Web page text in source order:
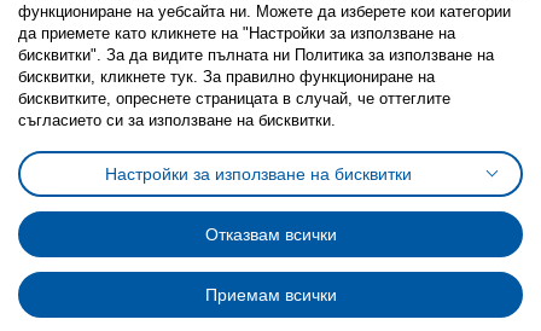
Политика за използване на бисквитки (Cookies)
Избор на настройки за използване на бисквитки
Условия за ползване на ikea.bgОбща политика за личните данни
Политика за защита на личните данни на ikea.bg
Общи условия на програма IKEA Family
Политика за защита на лични данни на програма IKEA Family
© Inter-IKEA Systems B.V. 1999 - 2025
функциониране на уебсайта ни. Можете да изберете кои категории
да приемете като кликнете на "Настройки за използване на
бисквитки". За да видите пълната ни Политика за използване на
бисквитки, кликнете тук. За правилно функциониране на
бисквитките, опреснете страницата в случай, че оттеглите
съгласието си за използване на бисквитки.
Настройки за използване на бисквитки
Отказвам всички
Приемам всички